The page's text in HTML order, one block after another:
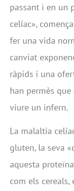
passant i en un
celíac»,
fer una vida
canviat
ràpids i una
han permès
viure un infern.
La malaltia
gluten, la seva
aquesta
com els